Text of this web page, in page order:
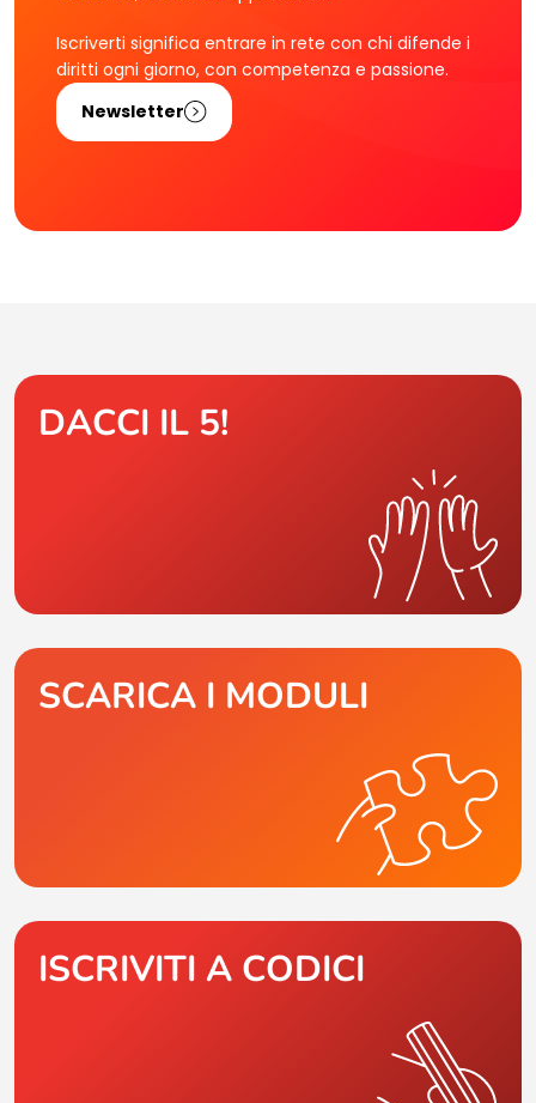
Iscriverti significa entrare in rete con chi difende i
diritti ogni giorno, con competenza e passione.
Newsletter
DACCI IL 5!
SCARICA I MODULI
ISCRIVITI A CODICI